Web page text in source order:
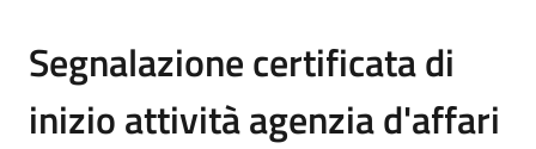
Segnalazione certificata di
inizio attività agenzia d'affari